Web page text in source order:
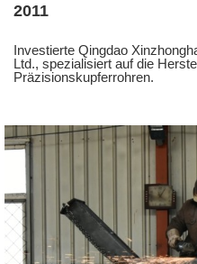
2011
Investierte Qingdao
Ltd., spezialisiert auf die
Präzisionskupferrohren.